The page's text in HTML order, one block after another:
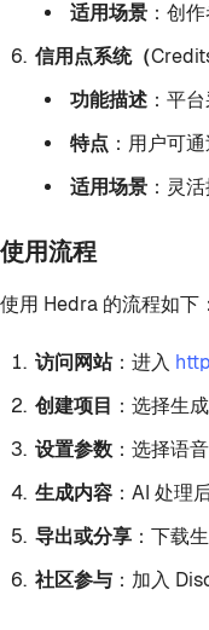
适用场景：创作
信用点系统（Credits
功能描述：平台
特点 ：用户可
适用场景：灵活
使用流程
使用 Hedra 的流程如下：
访问网站：进入
创建项目 ：选择生
设置参数：选择语
生成内容：AI 处理
导出或分享：下载
社区参与：加入